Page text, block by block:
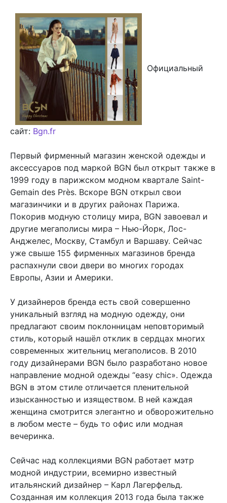
Официальный
сайт: Bgn.fr
Первый фирменный магазин женской одежды и
аксессуаров под маркой BGN был открыт также в
1999 году в парижском модном квартале Saint-
Gemain des Près. Вскоре BGN открыл свои
магазинчики и в других районах Парижа.
Покорив модную столицу мира, BGN завоевал и
другие мегаполисы мира – Нью-Йорк, Лос-
Анджелес, Москву, Стамбул и Варшаву. Сейчас
уже свыше 155 фирменных магазинов бренда
распахнули свои двери во многих городах
Европы, Азии и Америки.
У дизайнеров бренда есть свой совершенно
уникальный взгляд на модную одежду, они
предлагают своим поклонницам неповторимый
стиль, который нашёл отклик в сердцах многих
современных жительниц мегаполисов. В 2010
году дизайнерами BGN было разработано новое
направление модной одежды “easy chic». Одежда
BGN в этом стиле отличается пленительной
изысканностью и изяществом. В ней каждая
женщина смотрится элегантно и обворожительно
в любом месте – будь то офис или модная
вечеринка.
Сейчас над коллекциями BGN работает мэтр
модной индустрии, всемирно известный
итальянский дизайнер – Карл Лагерфельд.
Созданная им коллекция 2013 года была также